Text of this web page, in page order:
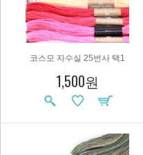
코스모 자수실 25번사 택1
1,500원